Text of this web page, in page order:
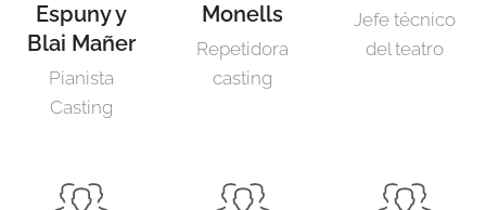
Espuny y
Blai Mañer
Pianista
Casting
Monells
Repetidora
casting
Jefe técnico
del teatro